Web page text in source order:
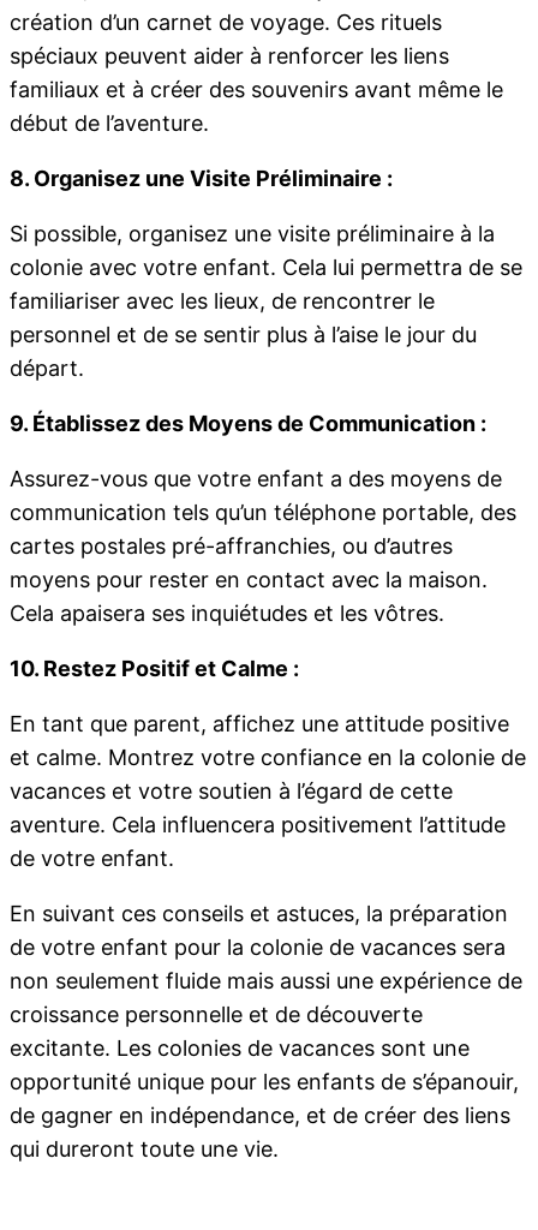
création d’un carnet de voyage. Ces rituels
spéciaux peuvent aider à renforcer les liens
familiaux et à créer des souvenirs avant même le
début de l’aventure.
8. Organisez une Visite Préliminaire :
Si possible, organisez une visite préliminaire à la
colonie avec votre enfant. Cela lui permettra de se
familiariser avec les lieux, de rencontrer le
personnel et de se sentir plus à l’aise le jour du
départ.
9. Établissez des Moyens de Communication :
Assurez-vous que votre enfant a des moyens de
communication tels qu’un téléphone portable, des
cartes postales pré-affranchies, ou d’autres
moyens pour rester en contact avec la maison.
Cela apaisera ses inquiétudes et les vôtres.
10. Restez Positif et Calme :
En tant que parent, affichez une attitude positive
et calme. Montrez votre confiance en la colonie de
vacances et votre soutien à l’égard de cette
aventure. Cela influencera positivement l’attitude
de votre enfant.
En suivant ces conseils et astuces, la préparation
de votre enfant pour la colonie de vacances sera
non seulement fluide mais aussi une expérience de
croissance personnelle et de découverte
excitante. Les colonies de vacances sont une
opportunité unique pour les enfants de s’épanouir,
de gagner en indépendance, et de créer des liens
qui dureront toute une vie.